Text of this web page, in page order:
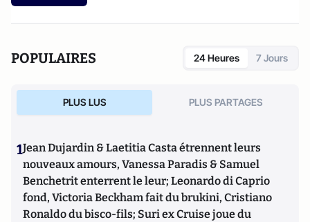
POPULAIRES 24 Heures 7 Jours
PLUS LUS PLUS PARTAGES
1Jean Dujardin & Laetitia Casta étrennent leurs
nouveaux amours, Vanessa Paradis & Samuel
Benchetrit enterrent le leur; Leonardo di Caprio
fond, Victoria Beckham fait du brukini, Cristiano
Ronaldo du bisco-fils; Suri ex Cruise joue du